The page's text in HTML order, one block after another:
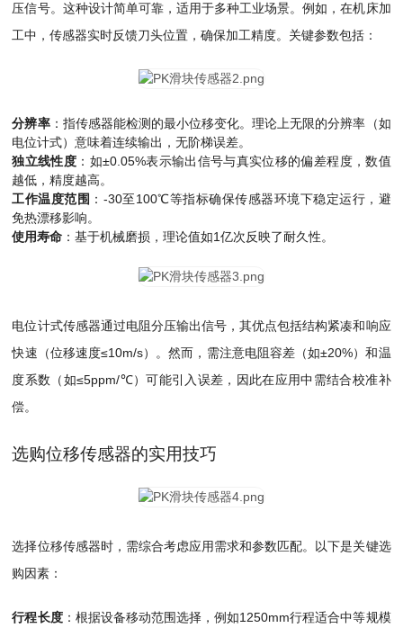
压信号。这种设计简单可靠，适用于多种工业场景。例如，在机床加
工中，传感器实时反馈刀头位置，确保加工精度。关键参数包括：
分辨率：指传感器能检测的最小位移变化。理论上无限的分辨率（如
电位计式）意味着连续输出，无阶梯误差。
独立线性度 ：如±0.05%表示输出信号与真实位移的偏差程度，数值
越低，精度越高。
工作温度范围 ：-30至100℃等指标确保传感器环境下稳定运行，避
免热漂移影响。
使用寿命 ：基于机械磨损，理论值如1亿次反映了耐久性。
电位计式传感器通过电阻分压输出信号，其优点包括结构紧凑和响应
快速（位移速度≤10m/s）。然而，需注意电阻容差（如±20%）和温
度系数（如≤5ppm/℃）可能引入误差，因此在应用中需结合校准补
偿。
选购位移传感器的实用技巧
选择位移传感器时，需综合考虑应用需求和参数匹配。以下是关键选
购因素：
行程长度：根据设备移动范围选择，例如1250mm行程适合中等规模